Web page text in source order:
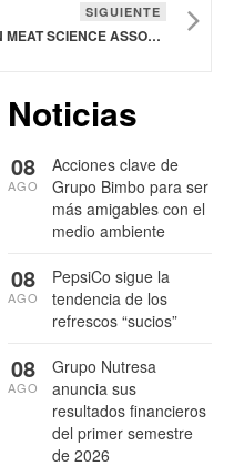
SIGUIENTE
EL MEAT INSTITUTE Y LA AMERICAN MEAT SCIENCE ASSOCIATION DAN CONSEJOS PARA IMPLEMENTAR EL NUEVO SISTEMA DE INSPECCIÓN DE CARNE DE CERDO EN MATADEROS
Noticias
Acciones clave de
Grupo Bimbo para ser
más amigables con el
medio ambiente
08
AGO
PepsiCo sigue la
tendencia de los
refrescos “sucios”
08
AGO
Grupo Nutresa
anuncia sus
resultados financieros
del primer semestre
de 2026
08
AGO